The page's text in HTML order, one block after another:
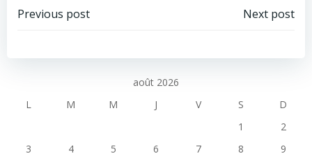
Post
navigation
Previous post
navigation
Next post
août 2026
L
M M J V S
D
1
2
3
4 5 6 7 8
9